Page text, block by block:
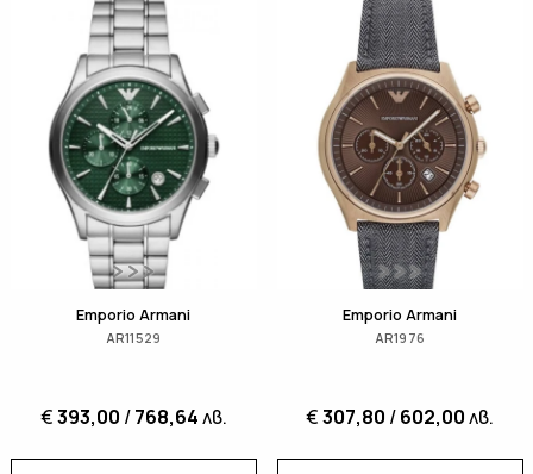
Emporio Armani
AR11529
€393,00 /768,64лв.
Emporio Armani
AR1976
€307,80 /602,00лв.